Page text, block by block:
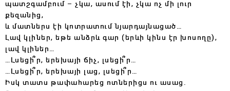
պատշգամբում – չկա, ասում էի, չկա ոչ մի լուր
քեզանից,
և մատներս էի կոտրատում նյարդայնացած…
Լավ կլիներ, եթե անձրև գար (երևի կինս էր խոսողը),
լավ կլիներ…
…Լսեցի՞ր, երեխայի ճիչ, լսեցի՞ր…
…Լսեցի՞ր, երեխայի լաց, լսեցի՞ր…
Իսկ տատս թափահարեց ոտներիցս ու ասաց.